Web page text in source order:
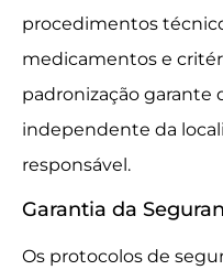
procedimentos
medicamentos e
padronização
independente da
responsável.
Garantia da
Os protocolos de